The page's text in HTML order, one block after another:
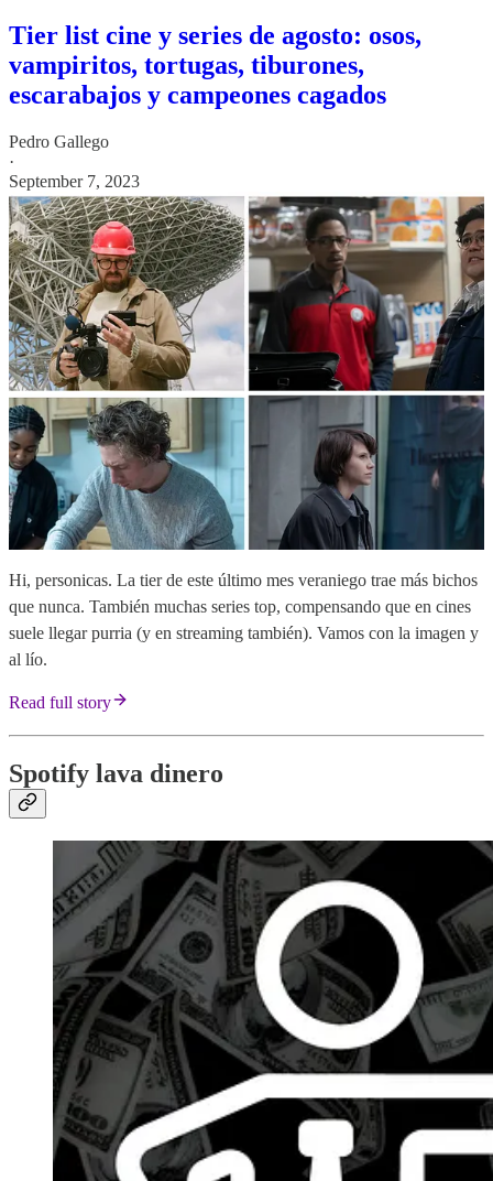
Tier list cine y series de agosto: osos,
vampiritos, tortugas, tiburones,
escarabajos y campeones cagados
Pedro Gallego
·
September 7, 2023
Hi, personicas. La tier de este último mes veraniego trae más bichos
que nunca. También muchas series top, compensando que en cines
suele llegar purria (y en streaming también). Vamos con la imagen y
al lío.
Read full story
Spotify lava dinero